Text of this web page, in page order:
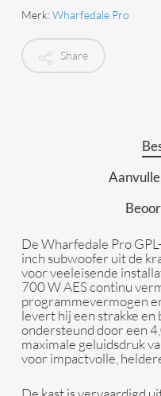
Merk:Wharfedale Pro
Share
DeWharfedale Pro
inch subwoofer uit de
voor veeleisende
700 W AES continu
programmevermogen
levert hij een strakke
ondersteund door een
maximale geluidsdruk
voor impactvolle,